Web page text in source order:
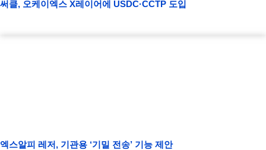
써클, 오케이엑스 X레이어에 USDC·CCTP 도입
엑스알피 레저, 기관용 ‘기밀 전송’ 기능 제안